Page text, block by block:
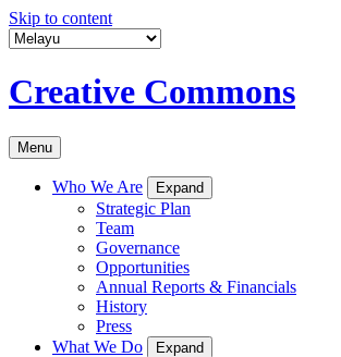
Skip to content
Creative Commons
Menu
Who We Are Expand
Strategic Plan
Team
Governance
Opportunities
Annual Reports & Financials
History
Press
What We Do
Expand